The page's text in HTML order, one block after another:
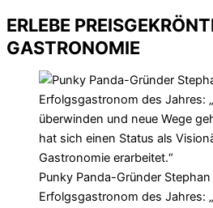
ERLEBE
GASTRONOMIE
Punky Panda-Gründer
Erfolgsgastronom des Jahres: